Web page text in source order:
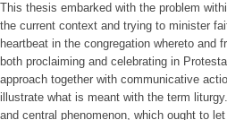
This thesis embarked with the problem
the current context and trying to minister
heartbeat in the congregation whereto
both proclaiming and celebrating in
approach together with communicative
illustrate what is meant with the term
and central phenomenon, which ought to